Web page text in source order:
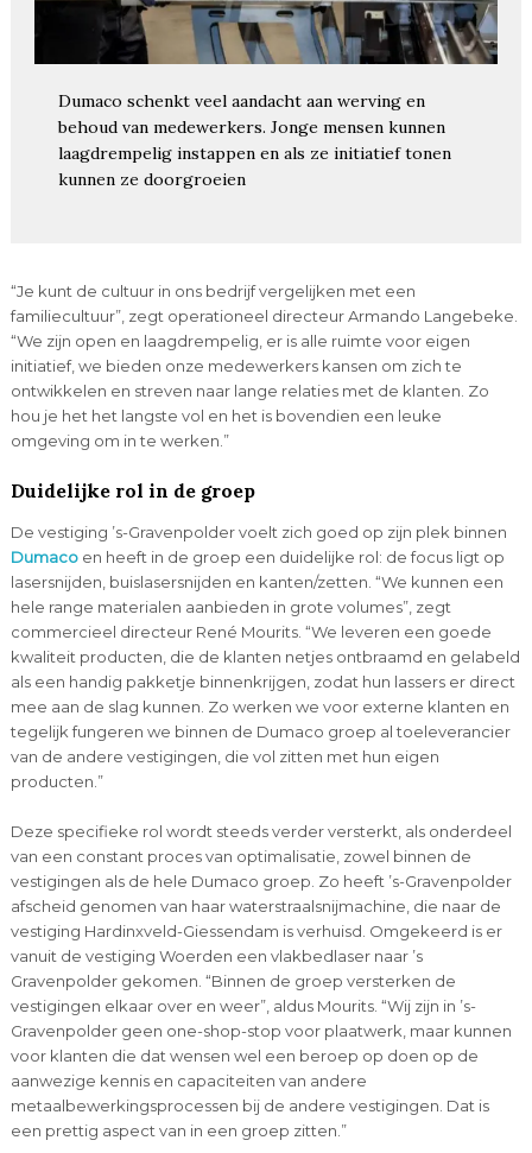
Dumaco schenkt veel aandacht aan werving en
behoud van medewerkers. Jonge mensen kunnen
laagdrempelig instappen en als ze initiatief tonen
kunnen ze doorgroeien
“Je kunt de cultuur in ons bedrijf vergelijken met een
familiecultuur”, zegt operationeel directeur Armando Langebeke.
“We zijn open en laagdrempelig, er is alle ruimte voor eigen
initiatief, we bieden onze medewerkers kansen om zich te
ontwikkelen en streven naar lange relaties met de klanten. Zo
hou je het het langste vol en het is bovendien een leuke
omgeving om in te werken.”
Duidelijke rol in de groep
De vestiging ’s-Gravenpolder voelt zich goed op zijn plek binnen
Dumaco en heeft in de groep een duidelijke rol: de focus ligt op
lasersnijden, buislasersnijden en kanten/zetten. “We kunnen een
hele range materialen aanbieden in grote volumes”, zegt
commercieel directeur René Mourits. “We leveren een goede
kwaliteit producten, die de klanten netjes ontbraamd en gelabeld
als een handig pakketje binnenkrijgen, zodat hun lassers er direct
mee aan de slag kunnen. Zo werken we voor externe klanten en
tegelijk fungeren we binnen de Dumaco groep al toeleverancier
van de andere vestigingen, die vol zitten met hun eigen
producten.”
Deze specifieke rol wordt steeds verder versterkt, als onderdeel
van een constant proces van optimalisatie, zowel binnen de
vestigingen als de hele Dumaco groep. Zo heeft ’s-Gravenpolder
afscheid genomen van haar waterstraalsnijmachine, die naar de
vestiging Hardinxveld-Giessendam is verhuisd. Omgekeerd is er
vanuit de vestiging Woerden een vlakbedlaser naar ’s
Gravenpolder gekomen. “Binnen de groep versterken de
vestigingen elkaar over en weer”, aldus Mourits. “Wij zijn in ’s-
Gravenpolder geen one-shop-stop voor plaatwerk, maar kunnen
voor klanten die dat wensen wel een beroep op doen op de
aanwezige kennis en capaciteiten van andere
metaalbewerkingsprocessen bij de andere vestigingen. Dat is
een prettig aspect van in een groep zitten.”